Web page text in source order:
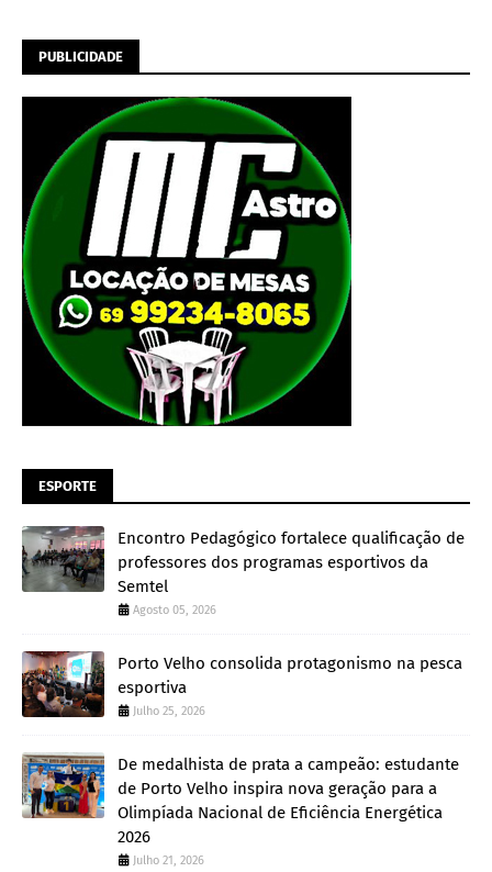
PUBLICIDADE
ESPORTE
Encontro Pedagógico fortalece qualificação de
professores dos programas esportivos da
Semtel
Agosto 05, 2026
Porto Velho consolida protagonismo na pesca
esportiva
Julho 25, 2026
De medalhista de prata a campeão: estudante
de Porto Velho inspira nova geração para a
Olimpíada Nacional de Eficiência Energética
2026
Julho 21, 2026